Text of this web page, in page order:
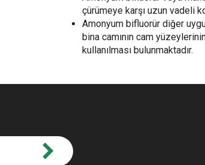
çürümeye karşı uzun vadeli
Amonyum bifluorür diğer
bina camının cam
kullanılması bulunmaktadır.